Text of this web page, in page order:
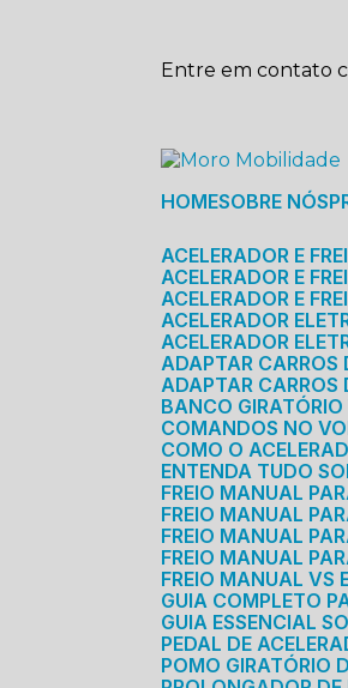
Entre em contato
HOME SOBRE NÓS
ACELERADOR E
ACELERADOR E
ACELERADOR E
ACELERADOR
ACELERADOR
ADAPTAR
ADAPTAR
BANCO
COMANDOS NO
COMO O
ENTENDA TUDO
FREIO MANUAL
FREIO MANUAL
FREIO MANUAL
FREIO MANUAL
FREIO MANUAL
GUIA COMPLETO
GUIA ESSENCIAL
PEDAL DE
POMO GIRATÓRIO